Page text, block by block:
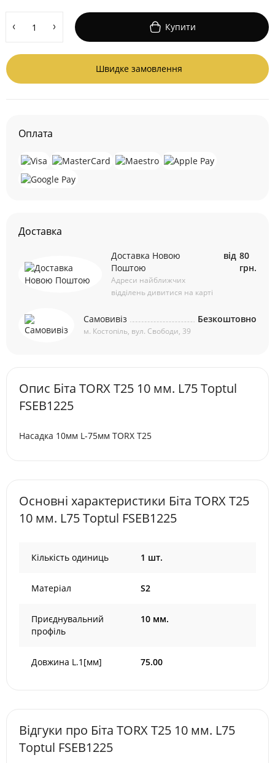
Купити
Швидке замовлення
Оплата
Доставка
Доставка Новою
Поштою
Адреси найближчих
відділень дивитися на карті
від 80
грн.
Самовивіз
м. Костопіль, вул. Свободи, 39
Безкоштовно
Опис Біта TORX T25 10 мм. L75 Toptul
FSEB1225
Насадка 10мм L-75мм TORX T25
Основні характеристики Біта TORX T25
10 мм. L75 Toptul FSEB1225
Кількість одиниць 1 шт.
Матеріал S2
Приєднувальний
профіль
10 мм.
Довжина L.1[мм] 75.00
Відгуки про Біта TORX T25 10 мм. L75
Toptul FSEB1225